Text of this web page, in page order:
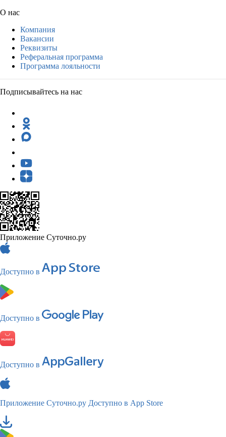
О нас
Компания
Вакансии
Реквизиты
Реферальная программа
Программа лояльности
Подписывайтесь на нас
Приложение Суточно.ру
Доступно в
Доступно в
Доступно в
Приложение Суточно.ру Доступно в App Store